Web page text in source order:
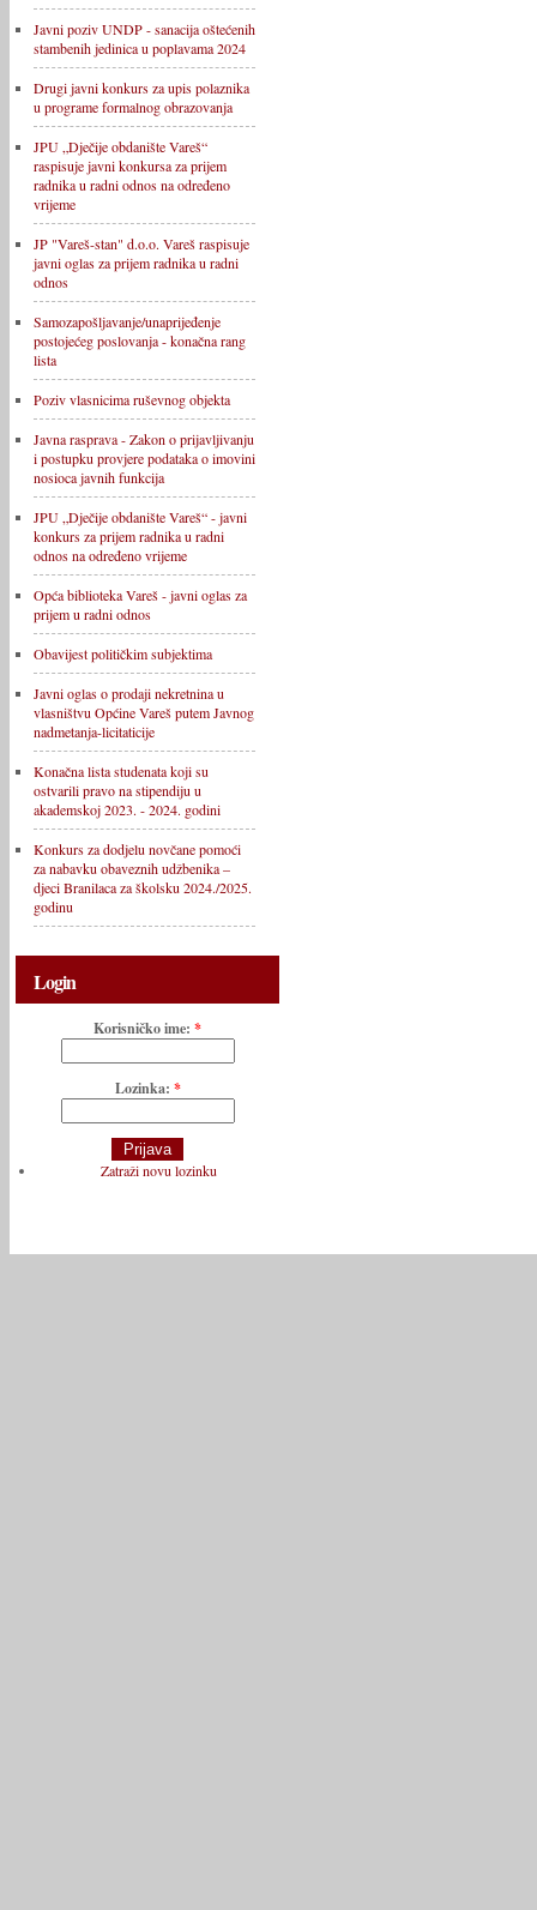
Javni poziv UNDP - sanacija oštećenih
stambenih jedinica u poplavama 2024
Drugi javni konkurs za upis polaznika
u programe formalnog obrazovanja
JPU „Dječije obdanište Vareš“
raspisuje javni konkursa za prijem
radnika u radni odnos na određeno
vrijeme
JP "Vareš-stan" d.o.o. Vareš raspisuje
javni oglas za prijem radnika u radni
odnos
Samozapošljavanje/unaprijeđenje
postojećeg poslovanja - konačna rang
lista
Poziv vlasnicima ruševnog objekta
Javna rasprava - Zakon o prijavljivanju
i postupku provjere podataka o imovini
nosioca javnih funkcija
JPU „Dječije obdanište Vareš“ - javni
konkurs za prijem radnika u radni
odnos na određeno vrijeme
Opća biblioteka Vareš - javni oglas za
prijem u radni odnos
Obavijest političkim subjektima
Javni oglas o prodaji nekretnina u
vlasništvu Općine Vareš putem Javnog
nadmetanja-licitaticije
Konačna lista studenata koji su
ostvarili pravo na stipendiju u
akademskoj 2023. - 2024. godini
Konkurs za dodjelu novčane pomoći
za nabavku obaveznih udžbenika –
djeci Branilaca za školsku 2024./2025.
godinu
Login
Korisničko ime: *
Lozinka: *
Zatraži novu lozinku